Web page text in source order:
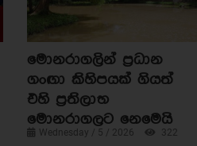
මොනරාගලින් ප්‍රධාන
ගංඟා කිහිපයක් ගියත්
එහි ප්‍රතිලාභ
මොනරාගලට නෙමෙයි
Wednesday / 5 / 2026 322